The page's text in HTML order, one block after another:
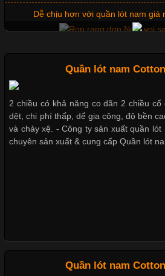
Vải Lycra Là Gì? Chất Liệu Co Giãn
Ngành May Mặc Trong ngành thời
khả năng co giãn tốt ngày càng được
cảm giác thoải mái cho người mặc.
trong những chất liệu nổi bật nhờ độ
Trong những năm gần đây, vải
trong những chất liệu được yêu thích
Dễ chịu hơn với quần lót nam giá
Thị hiều quần lót nam bơi lội
Mẫu quần lót nam giá rẻ
Quần lót nam
2 chiều có khả năng co dãn 2 chiều
dệt, chi phí thấp, dể gia công, độ bền
và chảy xệ. - Công ty sản xuất quần
chuyên sản xuất & cung cấp Quần lót
Quần lót nam